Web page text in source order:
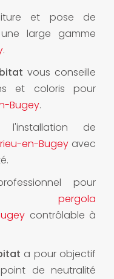
et pose de
large gamme
.
vous conseille
et coloris pour
Bugey.
l'installation de
en-Bugey avec
pour
pergola
contrôlable à
a pour objectif
de neutralité